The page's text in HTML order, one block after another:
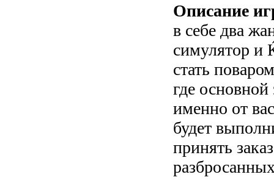
Описание
в себе два
симулятор и
стать
где основной
именно от
будет
принять